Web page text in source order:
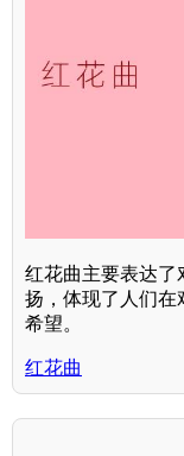
红花曲主要表达了
扬，体现了人们在
希望。
红花曲